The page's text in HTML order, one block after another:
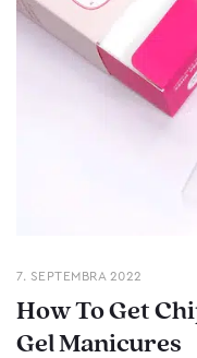
7. SEPTEMBRA 2022
How To Get
Gel Manicures